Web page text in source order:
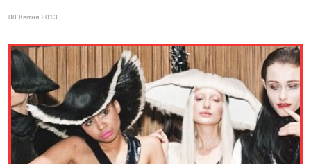
08 Квітня 2013